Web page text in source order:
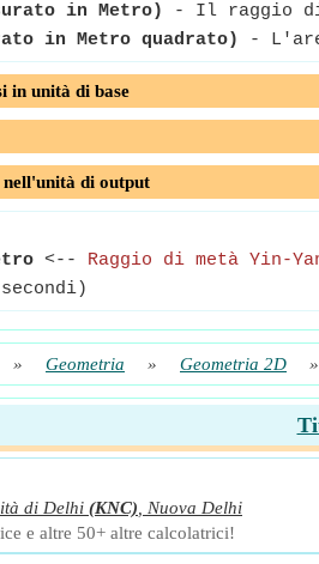
in Metro)
- Il raggio di
in Metro quadrato) -
in unità di base
di output
<-- Raggio di metà Yin-
» Geometria » Geometria 2D »
di Delhi (KNC)
Nuova Delhi
e altre 50+ altre calcolatrici!